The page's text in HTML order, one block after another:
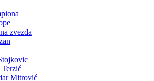
zvezda
Terzić
Mitrović